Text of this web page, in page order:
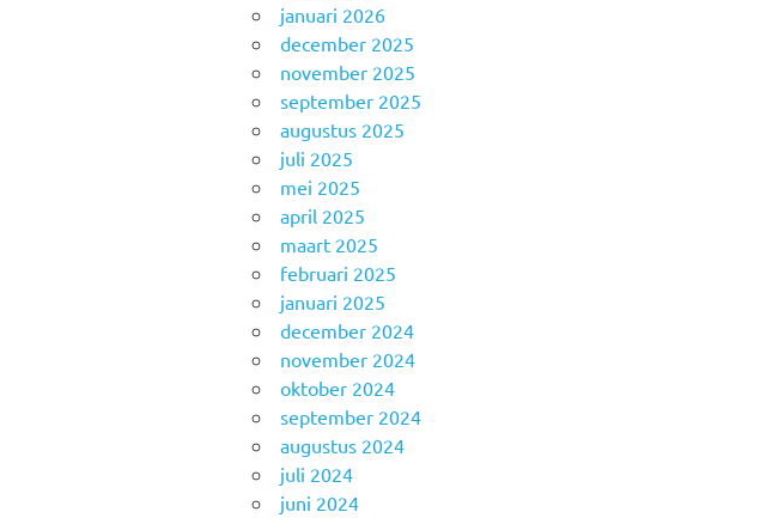
januari 2026
december 2025
november 2025
september 2025
augustus 2025
juli 2025
mei 2025
april 2025
maart 2025
februari 2025
januari 2025
december 2024
november 2024
oktober 2024
september 2024
augustus 2024
juli 2024
juni 2024